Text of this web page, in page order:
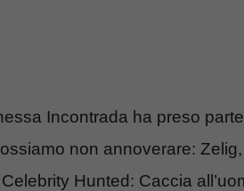
Incontrada ha preso
non annoverare:
Hunted: Caccia